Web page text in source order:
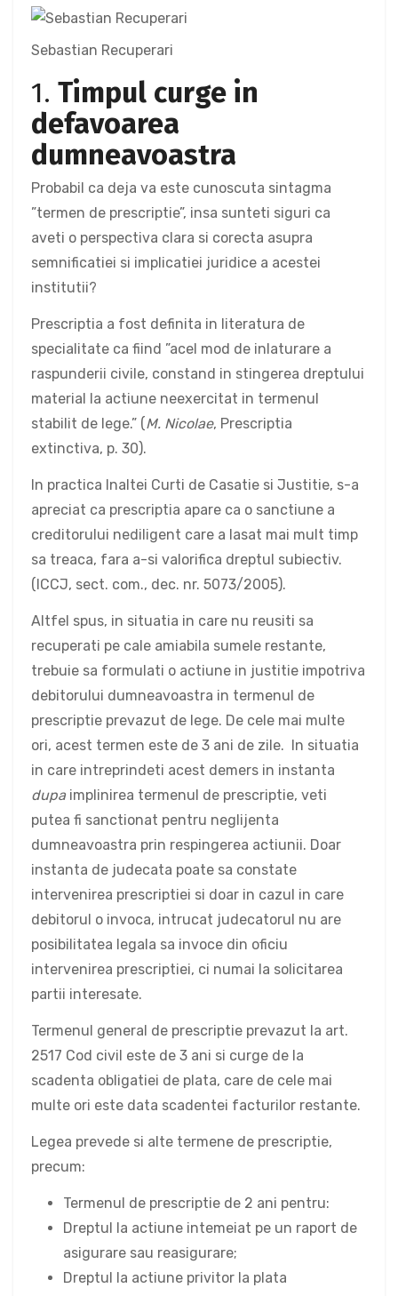
Sebastian Recuperari
1. Timpul curge in
defavoarea
dumneavoastra
Probabil ca deja va este cunoscuta sintagma
”termen de prescriptie”, insa sunteti siguri ca
aveti o perspectiva clara si corecta asupra
semnificatiei si implicatiei juridice a acestei
institutii?
Prescriptia a fost definita in literatura de
specialitate ca fiind ”acel mod de inlaturare a
raspunderii civile, constand in stingerea dreptului
material la actiune neexercitat in termenul
stabilit de lege.” (M. Nicolae, Prescriptia
extinctiva, p. 30).
In practica Inaltei Curti de Casatie si Justitie, s-a
apreciat ca prescriptia apare ca o sanctiune a
creditorului nediligent care a lasat mai mult timp
sa treaca, fara a-si valorifica dreptul subiectiv.
(ICCJ, sect. com., dec. nr. 5073/2005).
Altfel spus, in situatia in care nu reusiti sa
recuperati pe cale amiabila sumele restante,
trebuie sa formulati o actiune in justitie impotriva
debitorului dumneavoastra in termenul de
prescriptie prevazut de lege. De cele mai multe
ori, acest termen este de 3 ani de zile. In situatia
in care intreprindeti acest demers in instanta
dupaimplinirea termenul de prescriptie, veti
putea fi sanctionat pentru neglijenta
dumneavoastra prin respingerea actiunii. Doar
instanta de judecata poate sa constate
intervenirea prescriptiei si doar in cazul in care
debitorul o invoca, intrucat judecatorul nu are
posibilitatea legala sa invoce din oficiu
intervenirea prescriptiei, ci numai la solicitarea
partii interesate.
Termenul general de prescriptie prevazut la art.
2517 Cod civil este de 3 ani si curge de la
scadenta obligatiei de plata, care de cele mai
multe ori este data scadentei facturilor restante.
Legea prevede si alte termene de prescriptie,
precum:
Termenul de prescriptie de 2 ani pentru:
Dreptul la actiune intemeiat pe un raport de
asigurare sau reasigurare;
Dreptul la actiune privitor la plata